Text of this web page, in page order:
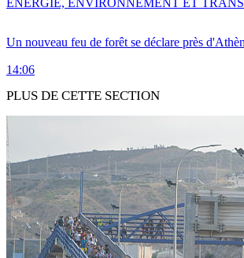
Un nouveau feu de forêt se déclare près
14:06
ENERGIE, ENVIRONNEMENT ET
PLUS DE CETTE SECTION